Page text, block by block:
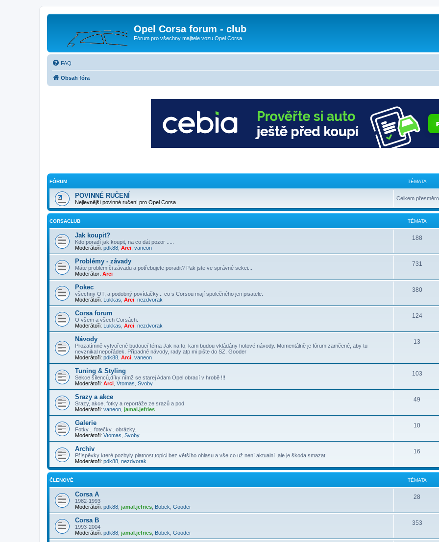
Opel Corsa forum - club
Fórum pro všechny majitele vozu Opel Corsa
FAQ
Obsah fóra
FÓRUM TÉMATA
POVINNÉ RUČENÍ
Nejlevnější povinné ručení pro Opel Corsa
Celkem
CORSACLUB TÉMATA
Jak koupit?
Kdo poradí jak koupit, na co dát pozor .....
Moderátoři: pdk88 Arci vaneon
188
Problémy - závady
Máte problém či závadu a potřebujete poradit? Pak jste ve správné sekci...
Moderátor: Arci
731
Pokec
všechny OT, a podobný povídačky... co s Corsou mají společného jen pisatele.
Moderátoři: Lukkas Arci nezdvorak
380
Corsa forum
O všem a všech Corsách.
Moderátoři: Lukkas Arci nezdvorak
124
Návody
Prozatímně vytvořené budoucí téma Jak na to, kam budou vkládány hotové návody. Momentálně je fórum zamčené, aby tu
nevznikal nepořádek. Případné návody, rady atp mi pište do SZ. Gooder
Moderátoři: pdk88 Arci vaneon
13
Tuning & Styling
Sekce šílenců,díky nímž se starej Adam Opel obrací v hrobě !!!
Moderátoři: Arci Vtomas Svoby
103
Srazy a akce
Srazy, akce, fotky a reportáže ze srazů a pod.
Moderátoři: vaneon jamal.jefries
49
Galerie
Fotky... fotečky.. obrázky..
Moderátoři: Vtomas Svoby
10
Archiv
Příspěvky které pozbyly platnost,topici bez většího ohlasu a vše co už není aktualní ,ale je škoda smazat
Moderátoři: pdk88 nezdvorak
16
ČLENOVÉ TÉMATA
Corsa A
1982-1993
Moderátoři: pdk88 jamal.jefries Bobek Gooder
28
Corsa B
1993-2004
Moderátoři: pdk88 jamal.jefries Bobek Gooder
353